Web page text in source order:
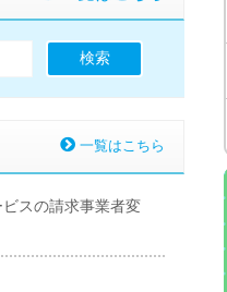
一覧はこちら
スの請求事業者変